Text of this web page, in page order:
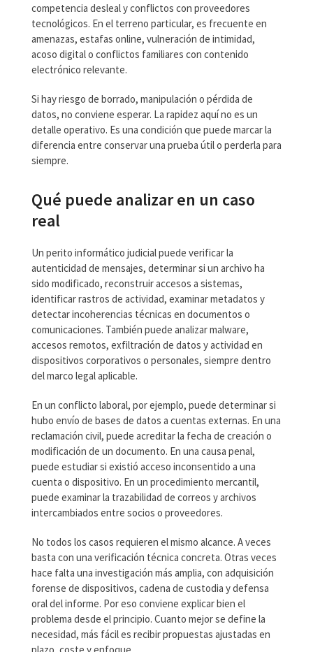
competencia desleal y conflictos con proveedores
tecnológicos. En el terreno particular, es frecuente en
amenazas, estafas online, vulneración de intimidad,
acoso digital o conflictos familiares con contenido
electrónico relevante.
Si hay riesgo de borrado, manipulación o pérdida de
datos, no conviene esperar. La rapidez aquí no es un
detalle operativo. Es una condición que puede marcar la
diferencia entre conservar una prueba útil o perderla para
siempre.
Qué puede analizar en un caso
real
Un perito informático judicial puede verificar la
autenticidad de mensajes, determinar si un archivo ha
sido modificado, reconstruir accesos a sistemas,
identificar rastros de actividad, examinar metadatos y
detectar incoherencias técnicas en documentos o
comunicaciones. También puede analizar malware,
accesos remotos, exfiltración de datos y actividad en
dispositivos corporativos o personales, siempre dentro
del marco legal aplicable.
En un conflicto laboral, por ejemplo, puede determinar si
hubo envío de bases de datos a cuentas externas. En una
reclamación civil, puede acreditar la fecha de creación o
modificación de un documento. En una causa penal,
puede estudiar si existió acceso inconsentido a una
cuenta o dispositivo. En un procedimiento mercantil,
puede examinar la trazabilidad de correos y archivos
intercambiados entre socios o proveedores.
No todos los casos requieren el mismo alcance. A veces
basta con una verificación técnica concreta. Otras veces
hace falta una investigación más amplia, con adquisición
forense de dispositivos, cadena de custodia y defensa
oral del informe. Por eso conviene explicar bien el
problema desde el principio. Cuanto mejor se define la
necesidad, más fácil es recibir propuestas ajustadas en